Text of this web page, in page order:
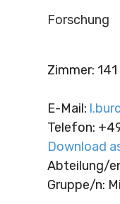
Forschung
Zimmer: 141
E-Mail:
Telefon:
Download
Abteilung/
Gruppe/n: